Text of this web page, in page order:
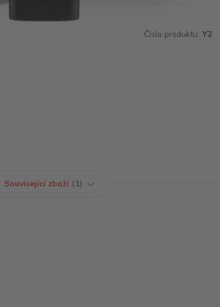
Číslo produktu: Y2
Související zboží 1